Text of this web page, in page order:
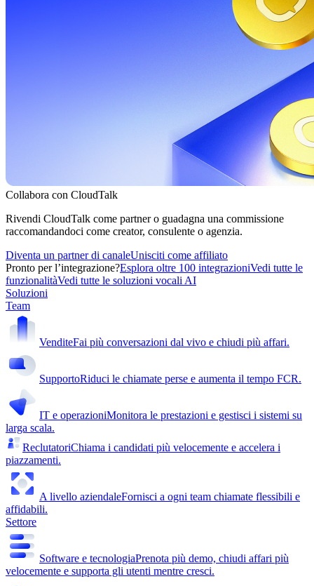
Collabora con CloudTalk
Rivendi CloudTalk come partner o guadagna una commissione
raccomandandoci come creator, consulente o agenzia.
Diventa un partner di canaleUnisciti come affiliato
Pronto per l’integrazione?Esplora oltre 100 integrazioniVedi tutte le
funzionalitàVedi tutte le soluzioni vocali AI
Soluzioni
Team
VenditeFai più conversazioni dal vivo e chiudi più affari.
SupportoRiduci le chiamate perse e aumenta il tempo FCR.
IT e operazioniMonitora le prestazioni e gestisci i sistemi su
larga scala.
ReclutatoriChiama i candidati più velocemente e accelera i
piazzamenti.
A livello aziendaleFornisci a ogni team chiamate flessibili e
affidabili.
Settore
Software e tecnologiaPrenota più demo, chiudi affari più
velocemente e supporta gli utenti mentre cresci.